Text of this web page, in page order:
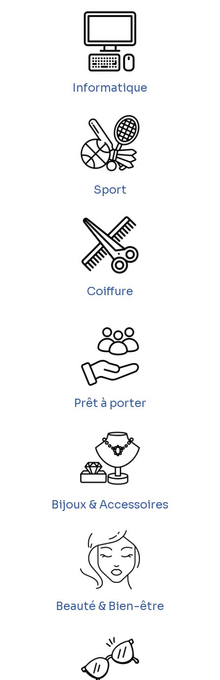
Informatique
Sport
Coiffure
Prêt à porter
Bijoux & Accessoires
Beauté & Bien-être